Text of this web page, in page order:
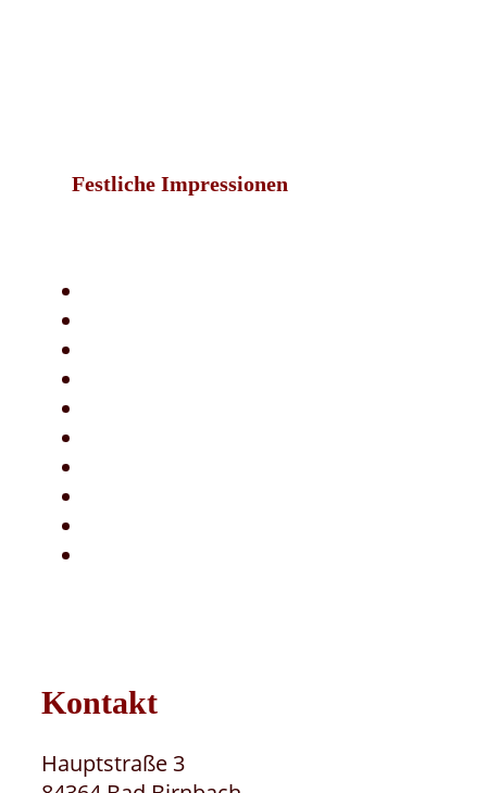
Festliche Impressionen
Kontakt
Hauptstraße 3